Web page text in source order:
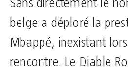
Sans directement le
belge a déploré la
Mbappé, inexistant
rencontre. Le Diable